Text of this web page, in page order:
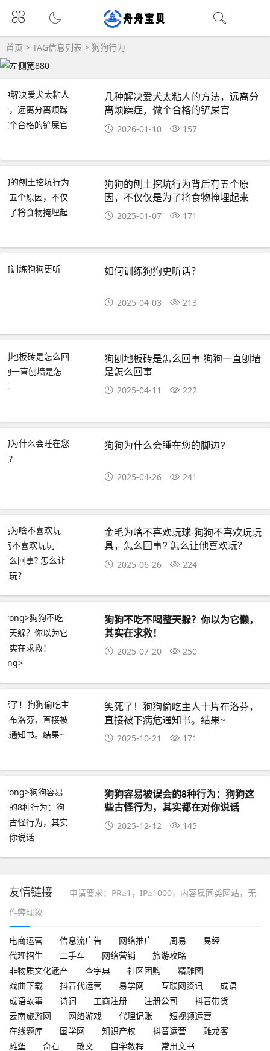
首页 > TAG信息列表 > 狗狗行为
几种解决爱犬太粘人的方法，远离分
离烦躁症，做个合格的铲屎官
2026-01-10 157
狗狗的刨土挖坑行为背后有五个原
因，不仅仅是为了将食物掩埋起来
2025-01-07 171
如何训练狗狗更听话？
2025-04-03 213
狗刨地板砖是怎么回事 狗狗一直刨墙
是怎么回事
2025-04-11 222
狗狗为什么会睡在您的脚边?
2025-04-26 241
金毛为啥不喜欢玩球-狗狗不喜欢玩玩
具，怎么回事? 怎么让他喜欢玩？
2025-06-26 224
狗狗不吃不喝整天躲？你以为它懒，
其实在求救！
2025-07-20 250
笑死了！狗狗偷吃主人十片布洛芬，
直接被下病危通知书。结果~
2025-10-21 171
狗狗容易被误会的8种行为：狗狗这
些古怪行为，其实都在对你说话
2025-12-12 145
友情链接
申请要求：PR≥1，IP≥1000，内容属同类网站，无
作弊现象
电商运营 信息流广告 网络推广 周易
易经
代理招生
二手车 网络营销
旅游攻略
非物质文化遗产
查字典 社区团购
精雕图
戏曲下载
抖音代运营 易学网 互联网资讯
成语
成语故事
诗词 工商注册 注册公司
抖音带货
云南旅游网
网络游戏 代理记账
短视频运营
在线题库
国学网 知识产权 抖音运营
雕龙客
雕塑
奇石 散文 自学教程
常用文书